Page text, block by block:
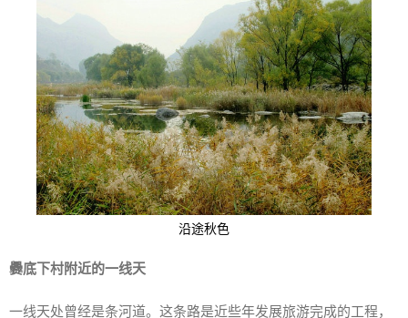
沿途秋色
爨底下村附近的一线天
一线天处曾经是条河道。这条路是近些年发展旅游完成的工程，